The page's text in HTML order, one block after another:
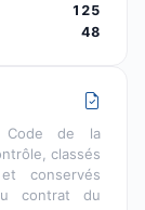
125
48
Code de la
classés
conservés
contrat du